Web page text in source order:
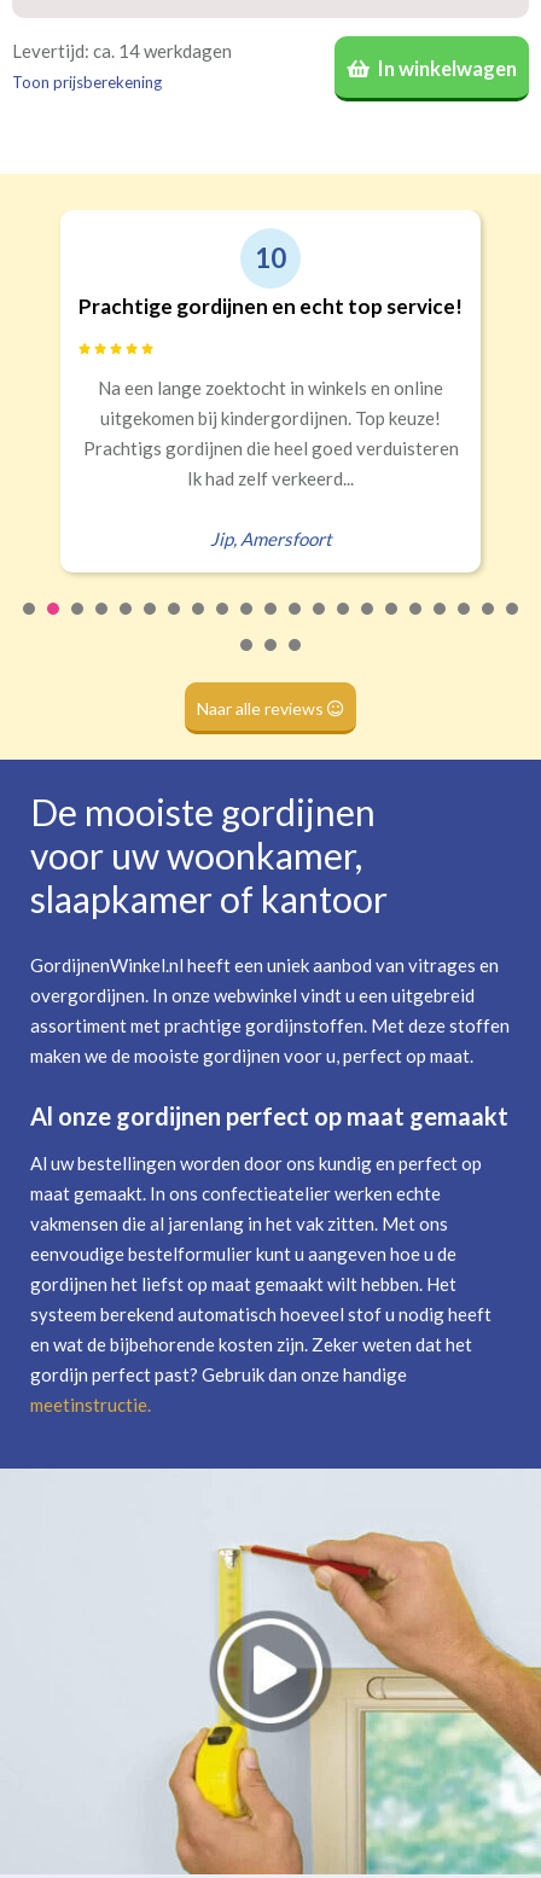
Op de dag Op of over het kozijn geplaatst gordijn.
Nee
Bestelt u meerdere gordijnen? Geef door welk gordijn
voor welke kamer is bestemd. Wij vermelden dat dan op
(niet verplicht, maar wel handig).
Levertijd: ca. 14 werkdagen
Toon prijsberekening
In winkelwagen
10
Prachtige gordijnen en echt top service!
Na een lange zoektocht in winkels en online
uitgekomen bij kindergordijnen. Top keuze!
Prachtigs gordijnen die heel goed verduisteren
Ik had zelf verkeerd...
Jip, Amersfoort
Naar alle reviews
De mooiste gordijnen
voor uw woonkamer,
slaapkamer of kantoor
GordijnenWinkel.nl heeft een uniek aanbod van vitrages en
overgordijnen. In onze webwinkel vindt u een uitgebreid
assortiment met prachtige gordijnstoffen. Met deze stoffen
maken we de mooiste gordijnen voor u, perfect op maat.
Al onze gordijnen perfect op maat gemaakt
Al uw bestellingen worden door ons kundig en perfect op
maat gemaakt. In ons confectieatelier werken echte
vakmensen die al jarenlang in het vak zitten. Met ons
eenvoudige bestelformulier kunt u aangeven hoe u de
gordijnen het liefst op maat gemaakt wilt hebben. Het
systeem berekend automatisch hoeveel stof u nodig heeft
en wat de bijbehorende kosten zijn. Zeker weten dat het
gordijn perfect past? Gebruik dan onze handige
meetinstructie.